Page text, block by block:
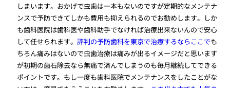
しまいます。おかげで虫歯は一本もないのですが定期的なメンテナ
ンスで予防できてしかも費用も抑えられるのでお勧めします。しか
も歯科医院は歯科医や歯科助手でなければ治療出来ないんので安心
して任せられます。評判の予防歯科を東京で治療するならここでも
ちろん痛みはないので虫歯治療は痛みが出るイメージだと思います
が初期の歯石除去なら無痛で済んでしまうのも毎月継続してできる
ポイントです。もし一度も歯科医院でメンテナンスをしたことがな